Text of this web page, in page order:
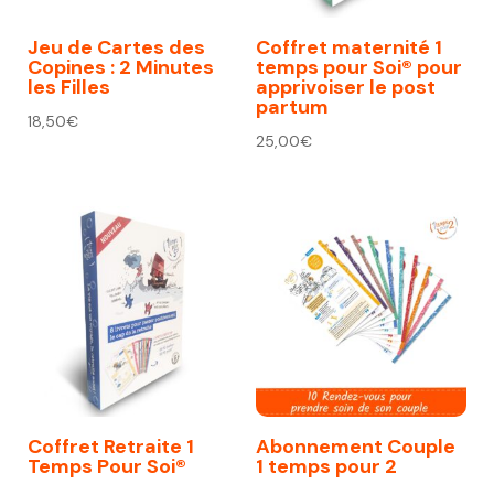
Jeu de Cartes des
Copines : 2 Minutes
les Filles
18,50€
Coffret maternité 1
temps pour Soi® pour
apprivoiser le post
partum
25,00€
Coffret Retraite 1
Temps Pour Soi®
Abonnement Couple
1 temps pour 2